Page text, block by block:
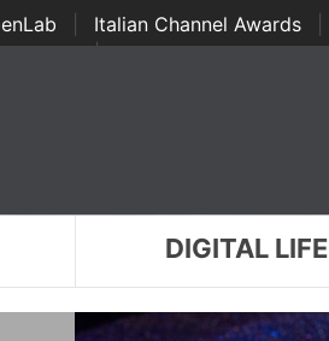
Italian Channel Awards
Awards | ...
DIGITAL LIFE